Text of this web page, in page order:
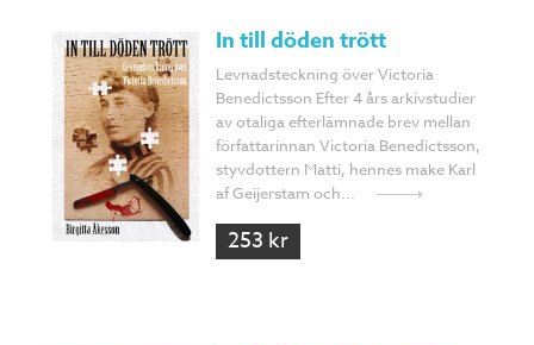
In till döden trött
Levnadsteckning över Victoria
Benedictsson Efter 4 års arkivstudier
av otaliga efterlämnade brev mellan
författarinnan Victoria Benedictsson,
styvdottern Matti, hennes make Karl
af Geijerstam och...
253 kr